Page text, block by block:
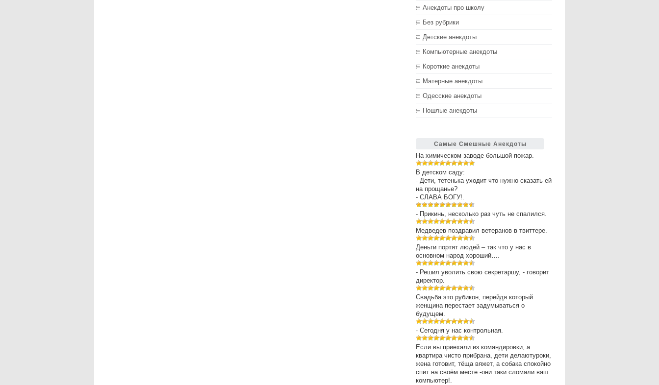
Анекдоты про школу
Без рубрики
Детские анекдоты
Компьютерные анекдоты
Короткие анекдоты
Матерные анекдоты
Одесские анекдоты
Пошлые анекдоты
Самые Смешные Анекдоты
На химическом заводе большой пожар.
В детском саду:
- Дети, тетенька уходит что нужно сказать ей
на прощанье?
- СЛАВА БОГУ!.
- Прикинь, несколько раз чуть не спалился.
Медведев поздравил ветеранов в твиттере.
Деньги портят людей – так что у нас в
основном народ хороший….
- Решил уволить свою секретаршу, - говорит
директор.
Свадьба это рубикон, перейдя который
женщина перестает задумываться о
будущем.
- Сегодня у нас контрольная.
Если вы приехали из командировки, а
квартира чисто прибрана, дети делаютуроки,
жена готовит, тёща вяжет, а собака спокойно
спит на своём месте -они таки сломали ваш
компьютер!.